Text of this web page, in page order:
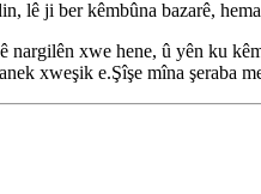
lê ji ber kêmbûna bazarê,
nargilên xwe hene, û yên ku
xweşik e.Şîşe mîna şeraba